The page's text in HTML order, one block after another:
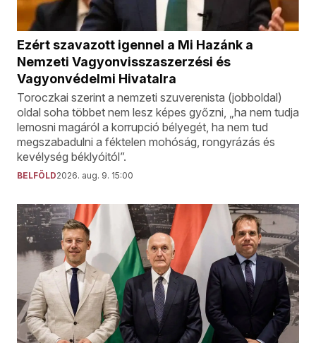
Ezért szavazott igennel a Mi Hazánk a
Nemzeti Vagyonvisszaszerzési és
Vagyonvédelmi Hivatalra
Toroczkai szerint a nemzeti szuverenista (jobboldal)
oldal soha többet nem lesz képes győzni, „ha nem tudja
lemosni magáról a korrupció bélyegét, ha nem tud
megszabadulni a féktelen mohóság, rongyrázás és
kevélység béklyóitól”.
BELFÖLD2026. aug. 9. 15:00